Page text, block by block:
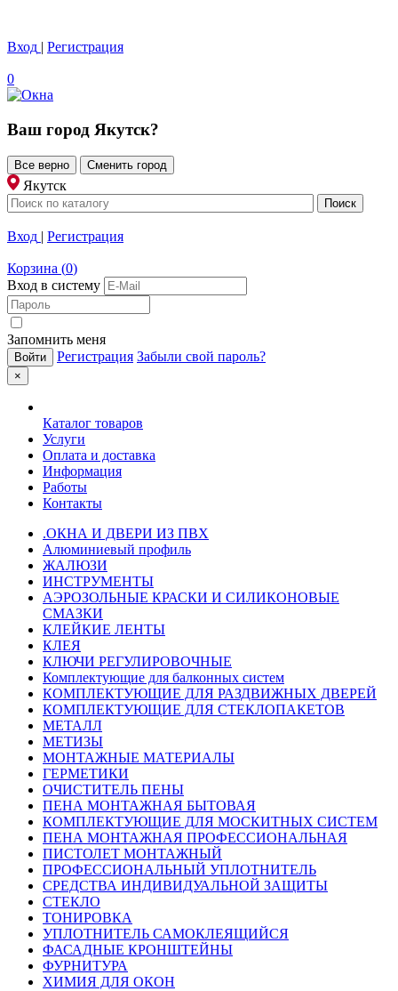
Вход | Регистрация
0
Ваш город Якутск?
Все верно Сменить город
Якутск
Вход | Регистрация
Корзина (0)
Вход в систему
Запомнить меня
Регистрация Забыли свой пароль?
×
Каталог товаров
Услуги
Оплата и доставка
Информация
Работы
Контакты
.ОКНА И ДВЕРИ ИЗ ПВХ
Алюминиевый профиль
ЖАЛЮЗИ
ИНСТРУМЕНТЫ
АЭРОЗОЛЬНЫЕ КРАСКИ И СИЛИКОНОВЫЕ
СМАЗКИ
КЛЕЙКИЕ ЛЕНТЫ
КЛЕЯ
КЛЮЧИ РЕГУЛИРОВОЧНЫЕ
Комплектующие для балконных систем
КОМПЛЕКТУЮЩИЕ ДЛЯ РАЗДВИЖНЫХ ДВЕРЕЙ
КОМПЛЕКТУЮЩИЕ ДЛЯ СТЕКЛОПАКЕТОВ
МЕТАЛЛ
МЕТИЗЫ
МОНТАЖНЫЕ МАТЕРИАЛЫ
ГEPМЕТИКИ
ОЧИСТИТЕЛЬ ПЕНЫ
ПЕНА МОНТАЖНАЯ БЫТОВАЯ
КОМПЛЕКТУЮЩИЕ ДЛЯ МОСКИТНЫХ СИСТЕМ
ПЕНА МОНТАЖНАЯ ПРОФЕССИОНАЛЬНАЯ
ПИСТОЛЕТ МОНТАЖНЫЙ
ПРОФЕССИОНАЛЬНЫЙ УПЛОТНИТЕЛЬ
СРЕДСТВА ИНДИВИДУАЛЬНОЙ ЗАЩИТЫ
СТЕКЛО
ТОНИРОВКА
УПЛОТНИТЕЛЬ САМОКЛЕЯЩИЙСЯ
ФАСАДНЫЕ КРОНШТЕЙНЫ
ФУРНИТУРА
ХИМИЯ ДЛЯ ОКОН